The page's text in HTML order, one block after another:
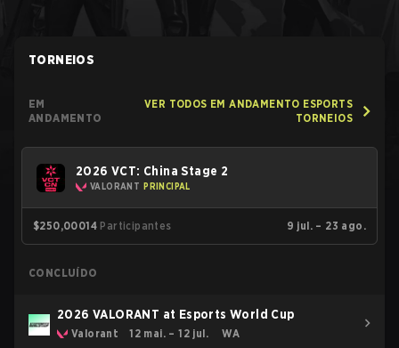
TORNEIOS
EM
ANDAMENTO
VER TODOS EM ANDAMENTO ESPORTS
TORNEIOS
2026 VCT: China Stage 2
VALORANT PRINCIPAL
$250,00014 Participantes 9 jul. – 23 ago.
CONCLUÍDO
2026 VALORANT at Esports World Cup
Valorant 12 mai. – 12 jul. WA